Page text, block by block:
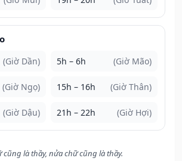
(Giờ Dần) 5h – 6h (Giờ Mão)
(Giờ Ngọ) 15h – 16h (Giờ Thân)
(Giờ Dậu) 21h – 22h (Giờ Hợi)
cũng là thầy, nửa chữ cũng là thầy.